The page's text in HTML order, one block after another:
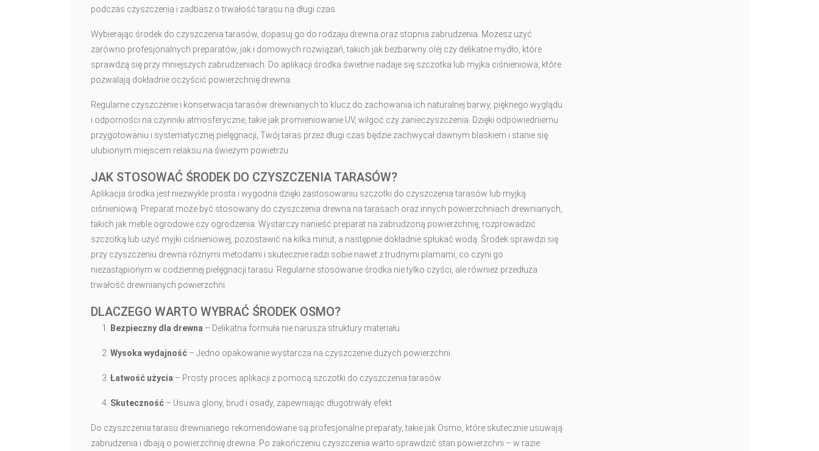
podczas czyszczenia i zadbasz o trwałość tarasu na długi czas.
Wybierając środek do czyszczenia tarasów, dopasuj go do rodzaju drewna oraz stopnia zabrudzenia. Możesz użyć
zarówno profesjonalnych preparatów, jak i domowych rozwiązań, takich jak bezbarwny olej czy delikatne mydło, które
sprawdzą się przy mniejszych zabrudzeniach. Do aplikacji środka świetnie nadaje się szczotka lub myjka ciśnieniowa, które
pozwalają dokładnie oczyścić powierzchnię drewna.
Regularne czyszczenie i konserwacja tarasów drewnianych to klucz do zachowania ich naturalnej barwy, pięknego wyglądu
i odporności na czynniki atmosferyczne, takie jak promieniowanie UV, wilgoć czy zanieczyszczenia. Dzięki odpowiedniemu
przygotowaniu i systematycznej pielęgnacji, Twój taras przez długi czas będzie zachwycał dawnym blaskiem i stanie się
ulubionym miejscem relaksu na świeżym powietrzu.
JAK STOSOWAĆ ŚRODEK DO CZYSZCZENIA TARASÓW?
Aplikacja środka jest niezwykle prosta i wygodna dzięki zastosowaniu szczotki do czyszczenia tarasów lub myjką
ciśnieniową. Preparat może być stosowany do czyszczenia drewna na tarasach oraz innych powierzchniach drewnianych,
takich jak meble ogrodowe czy ogrodzenia. Wystarczy nanieść preparat na zabrudzoną powierzchnię, rozprowadzić
szczotką lub użyć myjki ciśnieniowej, pozostawić na kilka minut, a następnie dokładnie spłukać wodą. Środek sprawdzi się
przy czyszczeniu drewna różnymi metodami i skutecznie radzi sobie nawet z trudnymi plamami, co czyni go
niezastąpionym w codziennej pielęgnacji tarasu. Regularne stosowanie środka nie tylko czyści, ale również przedłuża
trwałość drewnianych powierzchni.
DLACZEGO WARTO WYBRAĆ ŚRODEK OSMO?
Bezpieczny dla drewna – Delikatna formuła nie narusza struktury materiału.
Wysoka wydajność – Jedno opakowanie wystarcza na czyszczenie dużych powierzchni.
Łatwość użycia – Prosty proces aplikacji z pomocą szczotki do czyszczenia tarasów.
Skuteczność – Usuwa glony, brud i osady, zapewniając długotrwały efekt.
Do czyszczenia tarasu drewnianego rekomendowane są profesjonalne preparaty, takie jak Osmo, które skutecznie usuwają
zabrudzenia i dbają o powierzchnię drewna. Po zakończeniu czyszczenia warto sprawdzić stan powierzchni – w razie